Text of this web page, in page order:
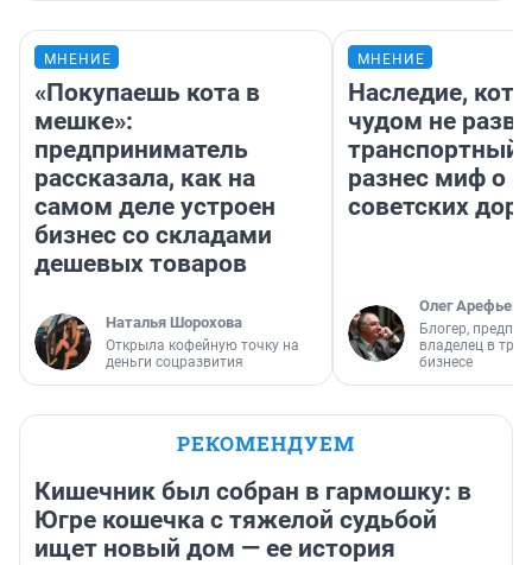
МНЕНИЕ
«Покупаешь кота в
мешке»:
предприниматель
рассказала, как на
самом деле устроен
бизнес со складами
дешевых товаров
Наталья Шорохова
Открыла кофейную точку на
деньги соцразвития
МНЕНИЕ
Наследие,
чудом не
транспортный
разнес миф о
советских
Олег Арефьев
Блогер,
владелец в
бизнесе
РЕКОМЕНДУЕМ
Кишечник был собран в гармошку: в
Югре кошечка с тяжелой судьбой
ищет новый дом — ее история